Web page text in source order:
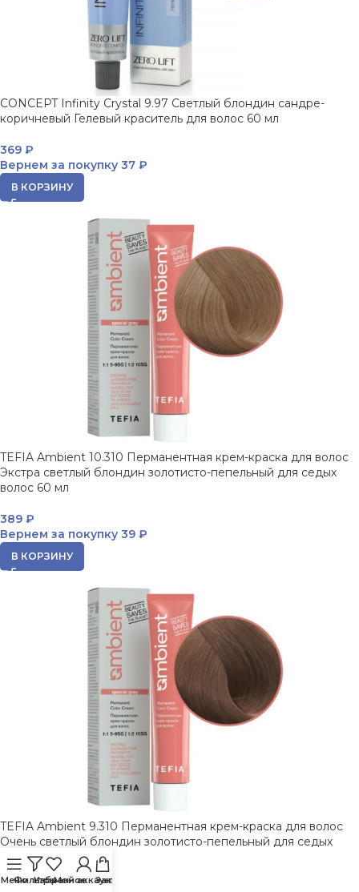
CONCEPT Infinity Crystal 9.97 Светлый блондин сандре-
коричневый Гелевый краситель для волос 60 мл
369 ₽
Вернем за покупку 37 ₽
В КОРЗИНУ
TEFIA Ambient 10.310 Перманентная крем-краска для волос
Экстра светлый блондин золотисто-пепельный для седых
волос 60 мл
389 ₽
Вернем за покупку 39 ₽
В КОРЗИНУ
TEFIA Ambient 9.310 Перманентная крем-краска для волос
Очень светлый блондин золотисто-пепельный для седых
волос 60 мл
389₽
МенюФильтры
Избранное
Мой аккаунт
Заказ